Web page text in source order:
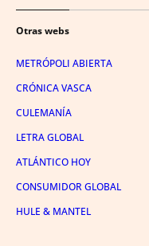
Otras webs
METRÓPOLI ABIERTA
CRÓNICA VASCA
CULEMANÍA
LETRA GLOBAL
ATLÁNTICO HOY
CONSUMIDOR GLOBAL
HULE & MANTEL